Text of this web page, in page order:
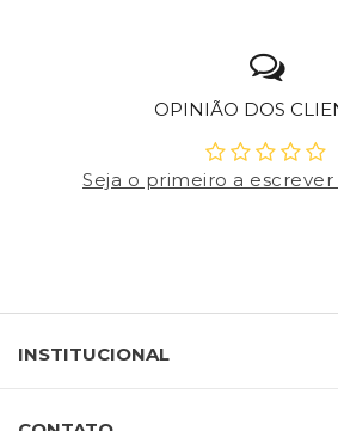
OPINIÃO DOS
Seja o primeiro a escrever
INSTITUCIONAL